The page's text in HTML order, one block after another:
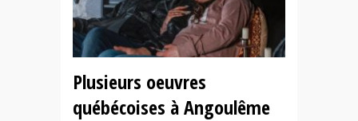
Plusieurs oeuvres
québécoises à Angoulême